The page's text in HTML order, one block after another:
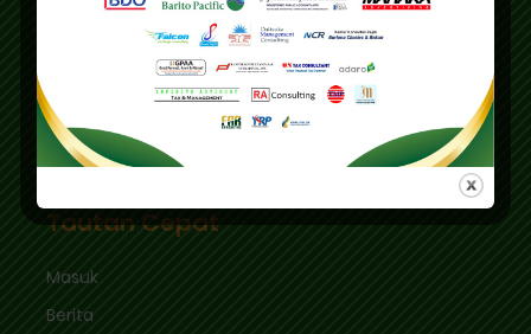
Pusdiklat :
Graha Mas Fatmawati Blok B4-5 Cipete Utara,
Kec. Keb. Baru Jl. Fatmawati Raya
Jakarta Selatan 12410
Tautan Cepat
Masuk
Berita